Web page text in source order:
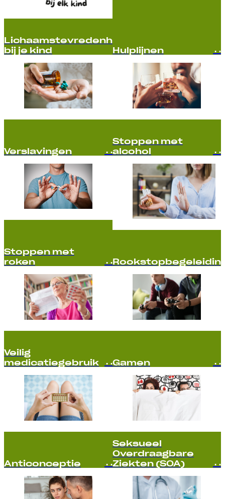
Lichaamstevredenheid
bij je kind Hulplijnen
Verslavingen
Stoppen met
alcohol
Stoppen met
roken
Veilig
medicatiegebruik Gamen
Anticonceptie
Seksueel
Overdraagbare
Ziekten (SOA)